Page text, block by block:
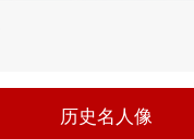
历史名人像